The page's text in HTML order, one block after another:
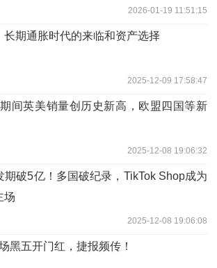
2026-01-19 11:51:15
长期通胀时代的来临和资产选择
2025-12-09 17:58:47
间英美销量创历史新高，欧盟四国等新
2025-12-08 19:06:32
期破5亿！多国破纪录，TikTok Shop成为
场
2025-12-08 19:06:08
黑五开门红，捷报频传！